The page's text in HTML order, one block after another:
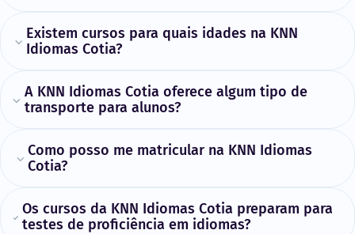
Existem cursos para quais idades na KNN
Idiomas Cotia?
A KNN Idiomas Cotia oferece algum tipo de
transporte para alunos?
Como posso me matricular na KNN Idiomas
Cotia?
Os cursos da KNN Idiomas Cotia preparam para
testes de proficiência em idiomas?